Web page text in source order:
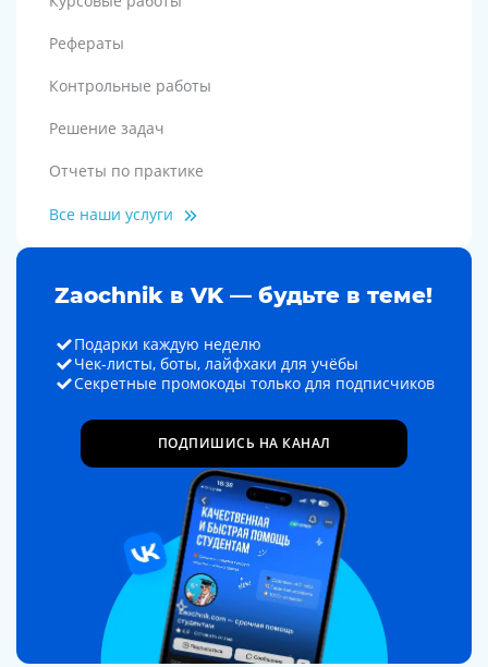
Рефераты
Контрольные работы
Решение задач
Отчеты по практике
Все наши услуги
Zaochnik в VK — будьте в теме!
Подарки каждую неделю
Чек-листы, боты, лайфхаки для учёбы
Секретные промокоды только для подписчиков
ПОДПИШИСЬ НА КАНАЛ